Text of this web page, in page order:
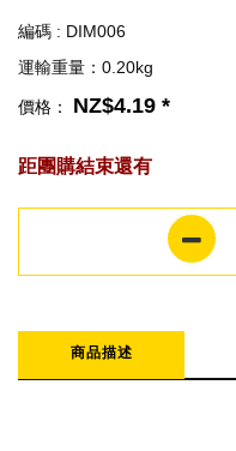
編碼 : DIM006
運輸重量：0.20kg
價格： NZ$4.19 *
距團購結束還有
商品描述